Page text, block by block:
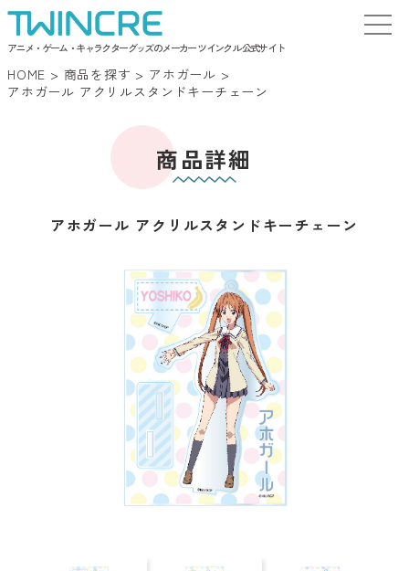
アニメ・ゲーム・キャラクターグッズのメーカー ツインクル 公式サイト
HOME > 商品を探す > アホガール >
アホガール アクリルスタンドキーチェーン
商品詳細
アホガール アクリルスタンドキーチェーン